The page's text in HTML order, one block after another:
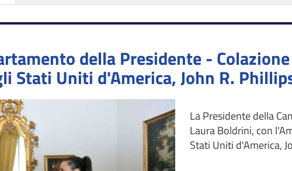
della Presidente -
Stati Uniti d'America, John R.
La Presidente della
Laura Boldrini, con
Stati Uniti d'America,